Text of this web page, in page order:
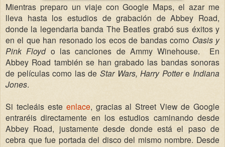
Mientras preparo un viaje con Google Maps, el azar me
lleva hasta los estudios de grabación de Abbey Road,
donde la legendaria banda The Beatles grabó sus éxitos y
en el que han resonado los ecos de bandas como Oasis y
Pink Floydo las canciones de Ammy Winehouse.
En
Abbey Road también se han grabado las bandas sonoras
de películas como las de Star Wars, Harry Pottere Indiana
Jones.
Si tecleáis este enlace, gracias al Street View de Google
entraréis directamente en los estudios caminando desde
Abbey Road, justamente desde donde está el paso de
cebra que fue portada del disco del mismo nombre. Desde